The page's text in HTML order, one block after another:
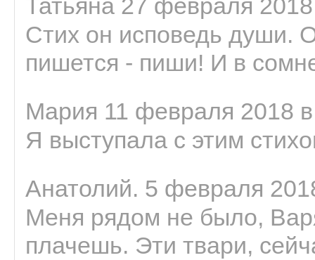
Татьяна 27 февраля
Стих он исповедь души.
пишется - пиши! И в
Мария 11 февраля 2018
Я выступала с этим
Анатолий. 5 февраля
Меня рядом не было,
плачешь. Эти твари,